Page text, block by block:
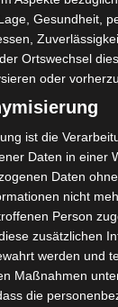
Hannover: 21
Wetter
Gesundheit,
Ortswechsel
oder
ist die
Daten in einer
Daten
nicht
Person
zusätzlichen
werden und
Maßnahmen
die